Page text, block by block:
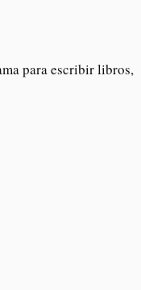
para escribir libros,